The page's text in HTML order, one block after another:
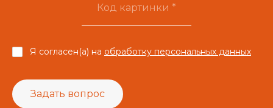
Задать вопрос
Я согласен(а) на обработку персональных данных